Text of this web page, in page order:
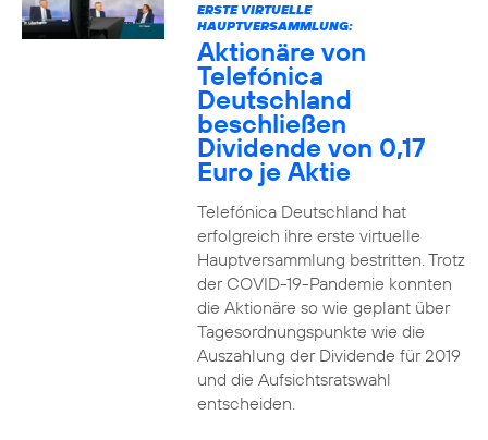
ERSTE VIRTUELLE
HAUPTVERSAMMLUNG:
Aktionäre von
Telefónica
Deutschland
beschließen
Dividende von 0,17
Euro je Aktie
Telefónica Deutschland hat
erfolgreich ihre erste virtuelle
Hauptversammlung bestritten. Trotz
der COVID-19-Pandemie konnten
die Aktionäre so wie geplant über
Tagesordnungspunkte wie die
Auszahlung der Dividende für 2019
und die Aufsichtsratswahl
entscheiden.